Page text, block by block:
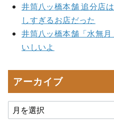
井筒八ッ橋本舗 追分店
しすぎるお店だった
井筒八ッ橋本舗「水無
いしいよ
アーカイブ